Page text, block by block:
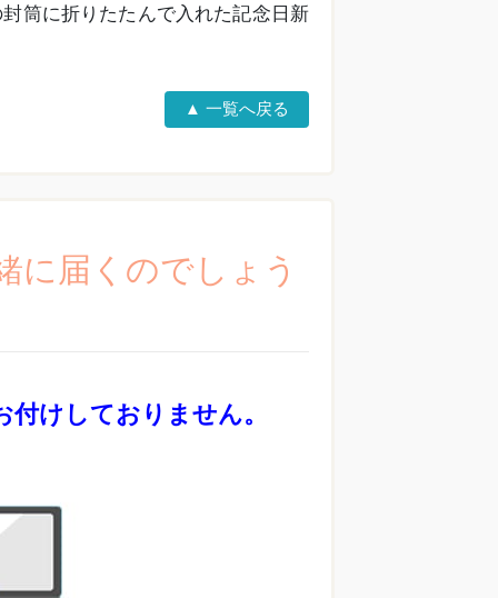
筒に折りたたんで入れた記念日新
▲ 一覧へ戻る
に届くのでしょう
けしておりません。